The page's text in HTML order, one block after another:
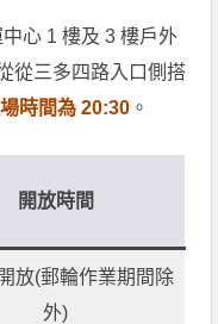
心 1 樓及 3 樓戶外
從三多四路入口側搭
時間為 20:30 。
開放時間
放(郵輪作業期間除
外)